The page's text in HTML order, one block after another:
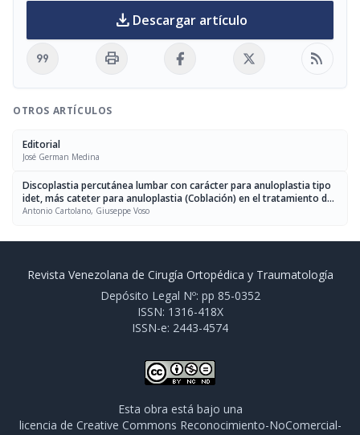
download Descargar artículo
format_quote print rss_feed
OTROS ARTÍCULOS
Editorial
José German Medina
Discoplastia percutánea lumbar con carácter para anuloplastia tipo
idet, más cateter para anuloplastia (Coblación) en el tratamiento de
la hernia discal
Antonio Cartolano, Giuseppe Voso
Revista Venezolana de Cirugía Ortopédica y Traumatología
Depósito Legal Nº: pp 85-0352
ISSN: 1316-418X
ISSN-e: 2443-4574
Esta obra está bajo una
licencia de Creative Commons Reconocimiento-NoComercial-